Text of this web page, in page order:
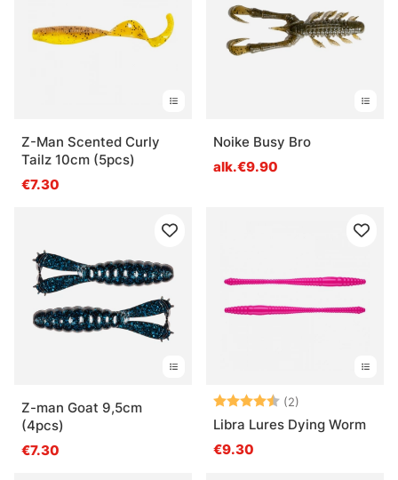
Z-Man Scented Curly
Tailz 10cm (5pcs)
€7.30
Noike Busy Bro
alk.€9.90
Z-man Goat 9,5cm
(4pcs)
€7.30
Arvio: (2)
Libra Lures Dying Worm
€9.30